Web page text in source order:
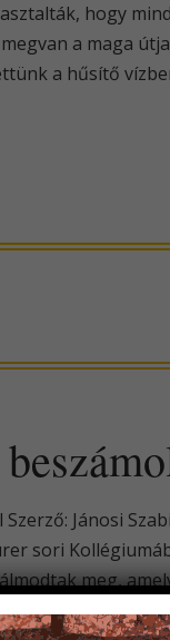
hogy
a maga
a hűsítő
Jánosi
sori
meg,
2.